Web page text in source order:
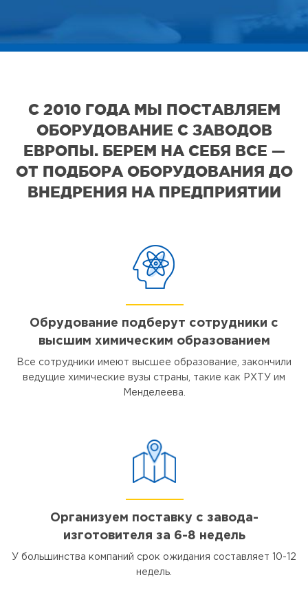
С 2010 ГОДА МЫ ПОСТАВЛЯЕМ
ОБОРУДОВАНИЕ С ЗАВОДОВ
ЕВРОПЫ. БЕРЕМ НА СЕБЯ ВСЕ —
ОТ ПОДБОРА ОБОРУДОВАНИЯ ДО
ВНЕДРЕНИЯ НА ПРЕДПРИЯТИИ
Обрудование подберут сотрудники с
высшим химическим образованием
Все сотрудники имеют высшее образование, закончили
ведущие химические вузы страны, такие как РХТУ им
Менделеева.
Организуем поставку с завода-
изготовителя за 6-8 недель
У большинства компаний срок ожидания составляет 10-12
недель.